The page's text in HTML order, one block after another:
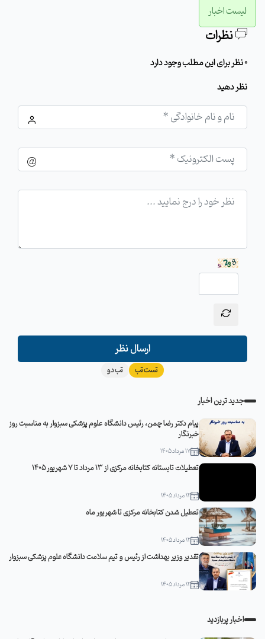
لیست اخبار
نظرات
0 نظر برای این مطلب وجود دارد
نظر دهید
ارسال نظر
تست تب تب دو
جدید ترین اخبار
پیام دکتر رضا چمن، رئیس دانشگاه علوم پزشکی سبزوار به مناسبت روز
خبرنگار
17 مرداد 1405
تعطیلات تابستانه کتابخانه مرکزی از 13 مرداد تا 7 شهریور 1405
12 مرداد 1405
تعطیل شدن کتابخانه مرکزی تا شهریور ماه
12 مرداد 1405
تقدیر وزیر بهداشت از رئیس و تیم سلامت دانشگاه علوم پزشکی سبزوار
12 مرداد 1405
اخبار پربازدید